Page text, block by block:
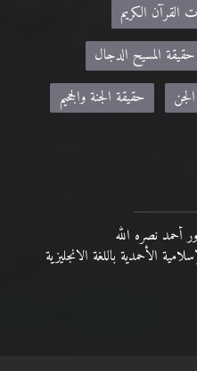
القرآن الكريم
حقيقة المسيح الدجال
حقيقة الجنة والجحيم